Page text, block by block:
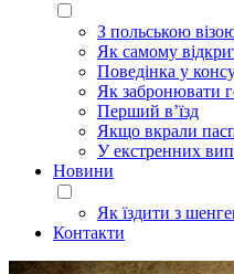
З польською
Як самому
Поведінка у
Як забронювати
Перший в’їзд
Якщо вкрали
У екстренних
Новини
Як їздити з
Контакти